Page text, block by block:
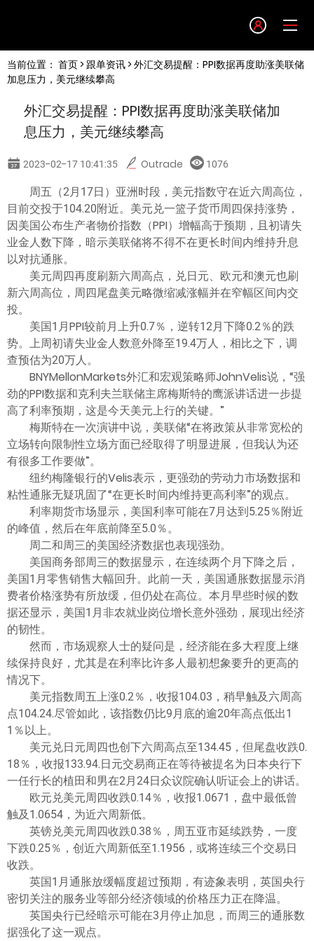
English
简体中文
한글
日本語
Tiếng việt
ไทย
当前位置： 首页> 跟单资讯> 外汇交易提醒：PPI数据再度助涨美联储
加息压力，美元继续攀高
外汇交易提醒：PPI数据再度助涨美联储加
息压力，美元继续攀高
2023-02-17 10:41:35 Outrade 1076
周五（2月17日）亚洲时段，美元指数守在近六周高位，
目前交投于104.20附近。美元兑一篮子货币周四保持涨势，
因美国公布生产者物价指数（PPI）增幅高于预期，且初请失
业金人数下降，暗示美联储将不得不在更长时间内维持升息
以对抗通胀。
美元周四再度刷新六周高点，兑日元、欧元和澳元也刷
新六周高位，周四尾盘美元略微缩减涨幅并在窄幅区间内交
投。
美国1月PPI较前月上升0.7％，逆转12月下降0.2％的跌
势。上周初请失业金人数意外降至19.4万人，相比之下，调
查预估为20万人。
BNYMellonMarkets外汇和宏观策略师JohnVelis说，“强
劲的PPI数据和克利夫兰联储主席梅斯特的鹰派讲话进一步提
高了利率预期，这是今天美元上行的关键。”
梅斯特在一次演讲中说，美联储“在将政策从非常宽松的
立场转向限制性立场方面已经取得了明显进展，但我认为还
有很多工作要做”。
纽约梅隆银行的Velis表示，更强劲的劳动力市场数据和
粘性通胀无疑巩固了“在更长时间内维持更高利率”的观点。
利率期货市场显示，美国利率可能在7月达到5.25％附近
的峰值，然后在年底前降至5.0％。
周二和周三的美国经济数据也表现强劲。
美国商务部周三的数据显示，在连续两个月下降之后，
美国1月零售销售大幅回升。此前一天，美国通胀数据显示消
费者价格涨势有所放缓，但仍处在高位。本月早些时候的数
据还显示，美国1月非农就业岗位增长意外强劲，展现出经济
的韧性。
然而，市场观察人士的疑问是，经济能在多大程度上继
续保持良好，尤其是在利率比许多人最初想象要升的更高的
情况下。
美元指数周五上涨0.2％，收报104.03，稍早触及六周高
点104.24.尽管如此，该指数仍比9月底的逾20年高点低出1
1％以上。
美元兑日元周四也创下六周高点至134.45，但尾盘收跌0.
18％，收报133.94.日元交易商正在等待被提名为日本央行下
一任行长的植田和男在2月24日众议院确认听证会上的讲话。
欧元兑美元周四收跌0.14％，收报1.0671，盘中最低曾
触及1.0654，为近六周新低。
英镑兑美元周四收跌0.38％，周五亚市延续跌势，一度
下跌0.25％，创近六周新低至1.1956，或将连续三个交易日
收跌。
英国1月通胀放缓幅度超过预期，有迹象表明，英国央行
密切关注的服务业等部分经济领域的价格压力正在降温。
英国央行已经暗示可能在3月停止加息，而周三的通胀数
据强化了这一观点。